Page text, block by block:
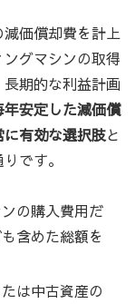
価償却費を計上
グマシンの取得
期的な利益計画
年安定した減価償
有効な選択肢と
です。
の購入費用だ
含めた総額を
は中古資産の